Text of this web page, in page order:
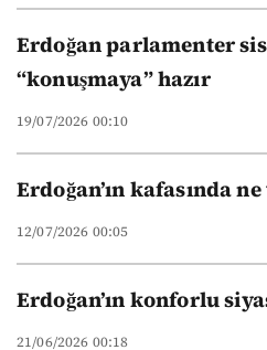
Erdoğan parlamenter
“konuşmaya” hazır
19/07/2026 00:10
Erdoğan’ın kafasında ne
12/07/2026 00:05
Erdoğan’ın konforlu
21/06/2026 00:18